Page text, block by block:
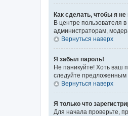
Как сделать, чтобы я
В центре пользователя
администраторам,
Вернуться наверх
Я забыл пароль!
Не паникуйте! Хоть ваш
следуйте предложенным
Вернуться наверх
Я только что
Для начала проверьте,